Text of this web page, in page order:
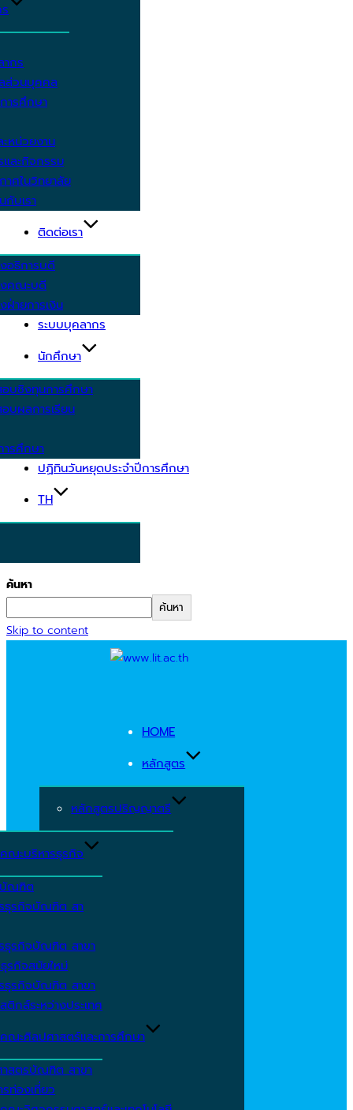
กร
ส่วนบุคคล
ารศึกษา
หน่วยงาน
และกิจกรรม
าศในวิทยาลัย
กับเรา
ติดต่อเรา
อธิการบดี
คณะบดี
ฝ่ายการเงิน
ระบบบุคลากร
นักศึกษา
บชิงทุนการศึกษา
บผลการเรียน
รศึกษา
ปฏิทินวันหยุดประจำปีการศึกษา
TH
ค้นหา
ค้นหา
Skip to content
HOME
หลักสูตร
หลักสูตรปริญญาตรี
คณะบริหารธุรกิจ
ณฑิต
ธุรกิจบัณฑิต สา
ธุรกิจบัณฑิต สาขา
รกิจสมัยใหม่
ธุรกิจบัณฑิต สาขา
ติกส์ระหว่างประเทศ
คณะศิลปศาสตร์และการศึกษา
สตรบัณฑิต สาขา
ท่องเที่ยว